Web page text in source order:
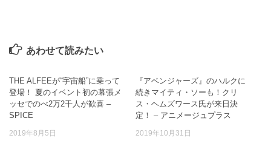
あわせて読みたい
THE ALFEEが“宇宙船”に乗って
登場！ 夏のイベント初の幕張メ
ッセでのべ2万2千人が歓喜 –
SPICE
2019年8月5日
『アベンジャーズ』のハルクに
続きマイティ・ソーも！クリ
ス・ヘムズワース氏が来日決
定！ – アニメージュプラス
2019年10月31日